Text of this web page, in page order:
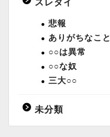
悲報
ありがちなこと
○○は異常
○○な奴
三大○○
未分類